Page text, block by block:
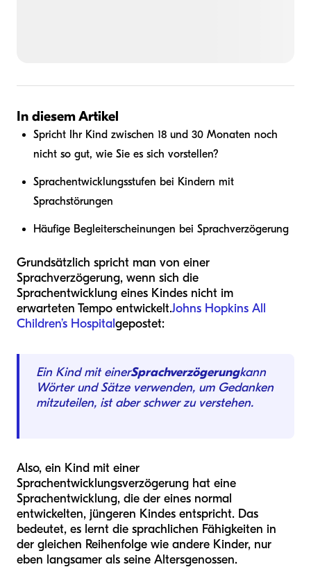
In diesem Artikel
Spricht Ihr Kind zwischen 18 und 30 Monaten noch
nicht so gut, wie Sie es sich vorstellen?
Sprachentwicklungsstufen bei Kindern mit
Sprachstörungen
Häufige Begleiterscheinungen bei Sprachverzögerung
Grundsätzlich spricht man von einer
Sprachverzögerung, wenn sich die
Sprachentwicklung eines Kindes nicht im
erwarteten Tempo entwickelt.Johns Hopkins All
Children’s Hospitalgepostet:
Ein Kind mit einerSprachverzögerungkann
Wörter und Sätze verwenden, um Gedanken
mitzuteilen, ist aber schwer zu verstehen.
Also, ein Kind mit einer
Sprachentwicklungsverzögerung hat eine
Sprachentwicklung, die der eines normal
entwickelten, jüngeren Kindes entspricht. Das
bedeutet, es lernt die sprachlichen Fähigkeiten in
der gleichen Reihenfolge wie andere Kinder, nur
eben langsamer als seine Altersgenossen.